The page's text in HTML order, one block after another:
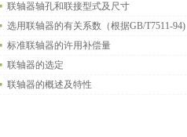
联轴器轴孔和联接型式及尺寸
选用联轴器的有关系数（根据GB/T7511-94)
标准联轴器的许用补偿量
联轴器的选定
联轴器的概述及特性